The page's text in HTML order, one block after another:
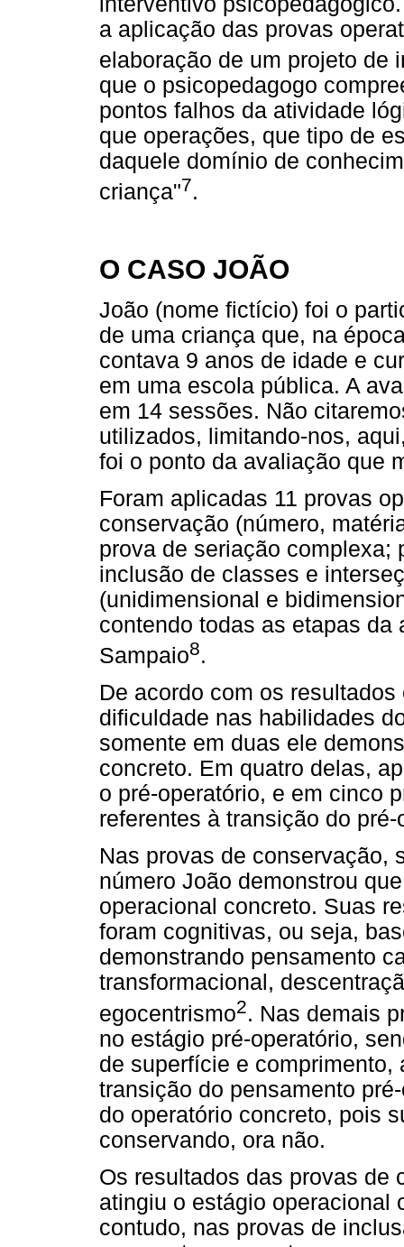
a aplicação das provas
elaboração de um projeto de
que o psicopedagogo
pontos falhos da atividade
que operações, que tipo de
daquele domínio de
criança"7.
O CASO JOÃO
João (nome fictício) foi o
de uma criança que, na
contava 9 anos de idade e
em uma escola pública. A
em 14 sessões. Não
utilizados, limitando-nos,
foi o ponto da avaliação que
Foram aplicadas 11 provas
conservação (número,
prova de seriação complexa;
inclusão de classes e
(unidimensional e
contendo todas as etapas
Sampaio8.
De acordo com os
dificuldade nas habilidades
somente em duas ele
concreto. Em quatro delas,
o pré-operatório, e em cinco
referentes à transição do
Nas provas de conservação,
número João demonstrou
operacional concreto. Suas
foram cognitivas, ou seja,
demonstrando pensamento
transformacional,
egocentrismo2. Nas demais
no estágio pré-operatório,
de superfície e
transição do pensamento
do operatório concreto, pois
conservando, ora não.
Os resultados das provas de
atingiu o estágio operacional
contudo, nas provas de